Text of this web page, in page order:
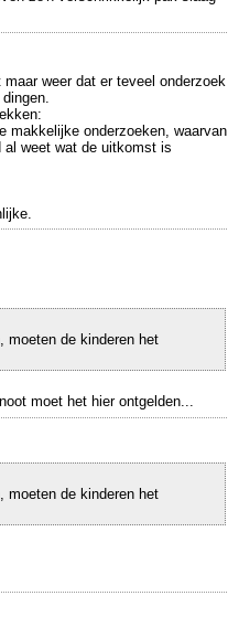
weer dat er teveel onderzoek
makkelijke onderzoeken, waarvan
al weet wat de uitkomst is
moeten de kinderen het
moet het hier ontgelden...
moeten de kinderen het